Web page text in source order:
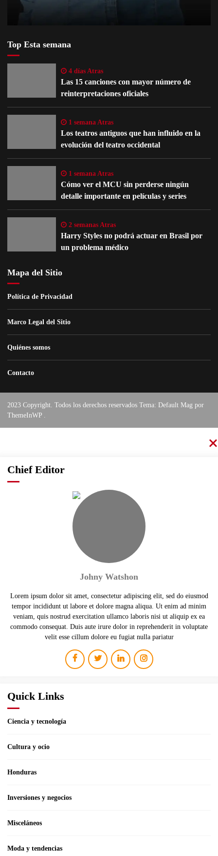
Top Esta semana
4 días Atras
Las 15 canciones con mayor número de
reinterpretaciones oficiales
1 semana Atras
Los teatros antiguos que han influido en la
evolución del teatro occidental
1 semana Atras
Cómo ver el MCU sin perderse ningún
detalle importante en películas y series
2 semanas Atras
Harry Styles no podrá actuar en Brasil por
un problema médico
Mapa del Sitio
Política de Privacidad
Marco Legal del Sitio
Quiénes somos
Contacto
2023 Copyright. Todos los derechos reservados Tema: Default Mag por
ThemeInWP
Chief Editor
Johny Watshon
Lorem ipsum dolor sit amet, consectetur adipiscing elit, sed do eiusmod
tempor incididunt ut labore et dolore magna aliqua. Ut enim ad minim
veniam, quis nostrud exercitation ullamco laboris nisi ut aliquip ex ea
commodo consequat. Duis aute irure dolor in reprehenderit in voluptate
velit esse cillum dolore eu fugiat nulla pariatur
Quick Links
Ciencia y tecnología
Cultura y ocio
Honduras
Inversiones y negocios
Misceláneos
Moda y tendencias